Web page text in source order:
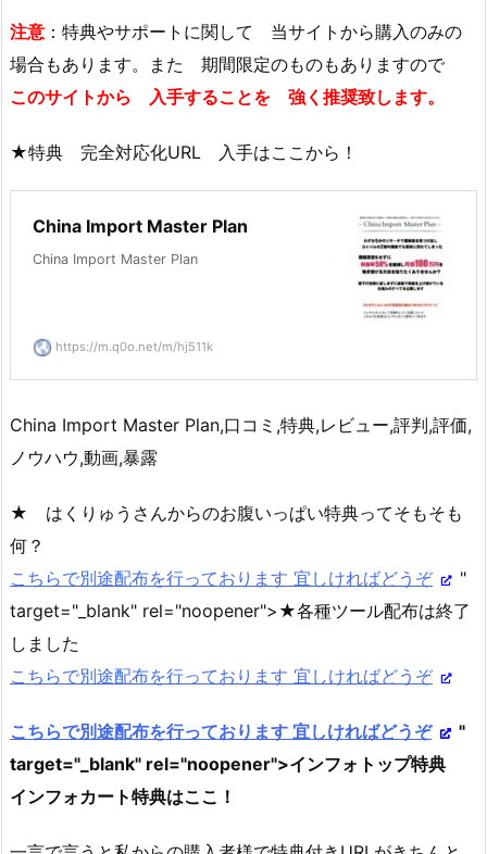
注意 ：特典やサポートに関して 当サイトから購入のみの
場合もあります。また 期間限定のものもありますので
このサイトから 入手することを 強く推奨致します。
★特典 完全対応化URL 入手はここから！
China Import Master Plan
China Import Master Plan
https://m.q0o.net/m/hj511k
China Import Master Plan,口コミ,特典,レビュー,評判,評価,
ノウハウ,動画,暴露
★ はくりゅうさんからのお腹いっぱい特典ってそもそも
何？
こちらで別途配布を行っております 宜しければどうぞ
"
target="_blank" rel="noopener">★各種ツール配布は終了
しました
こちらで別途配布を行っております 宜しければどうぞ
こちらで別途配布を行っております 宜しければどうぞ
"
target="_blank" rel="noopener">インフォトップ特典
インフォカート特典はここ！